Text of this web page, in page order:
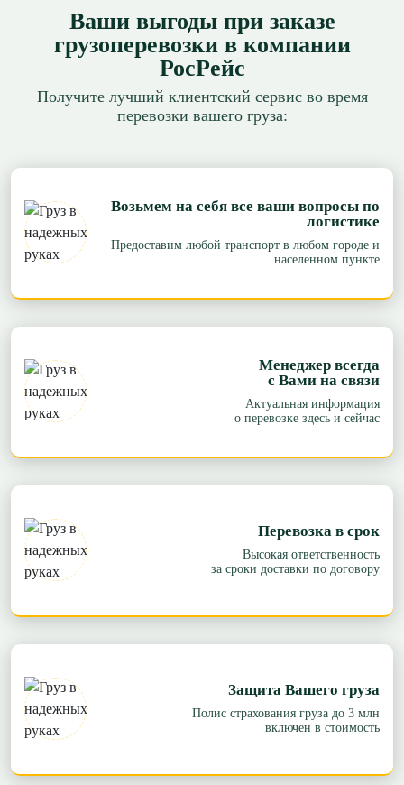
Ваши выгоды при заказе
грузоперевозки в компании
РосРейс
Получите лучший клиентский сервис во время
перевозки вашего груза:
Возьмем на себя все ваши вопросы по
логистике
Предоставим любой транспорт в любом городе и
населенном пункте
Менеджер всегда
с Вами на связи
Актуальная информация
о перевозке здесь и сейчас
Перевозка в срок
Высокая ответственность
за сроки доставки по договору
Защита Вашего груза
Полис страхования груза до 3 млн
включен в стоимость